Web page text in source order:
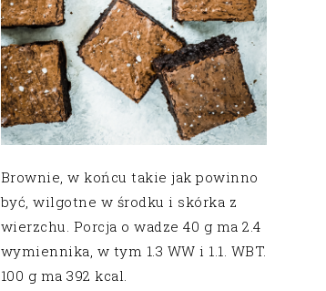
Brownie, w końcu takie jak powinno
być, wilgotne w środku i skórka z
wierzchu. Porcja o wadze 40 g ma 2.4
wymiennika, w tym 1.3 WW i 1.1. WBT.
100 g ma 392 kcal.